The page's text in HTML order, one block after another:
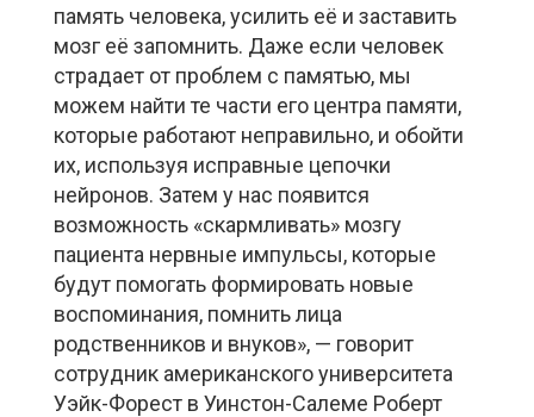
память человека, усилить её и заставить
мозг её запомнить. Даже если человек
страдает от проблем с памятью, мы
можем найти те части его центра памяти,
которые работают неправильно, и обойти
их, используя исправные цепочки
нейронов. Затем у нас появится
возможность «скармливать» мозгу
пациента нервные импульсы, которые
будут помогать формировать новые
воспоминания, помнить лица
родственников и внуков», — говорит
сотрудник американского университета
Уэйк-Форест в Уинстон-Салеме Роберт